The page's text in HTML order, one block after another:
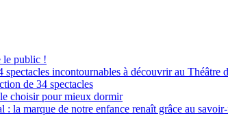
le public !
incontournables à découvrir au Théâtre
de 34 spectacles
choisir pour mieux dormir
: la marque de notre enfance renaît grâce au